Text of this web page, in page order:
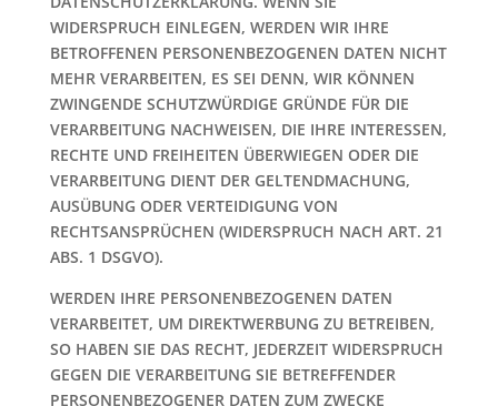
WIDERSPRUCH EINLEGEN, WERDEN WIR IHRE
BETROFFENEN PERSONENBEZOGENEN DATEN NICHT
MEHR VERARBEITEN, ES SEI DENN, WIR KÖNNEN
ZWINGENDE SCHUTZWÜRDIGE GRÜNDE FÜR DIE
VERARBEITUNG NACHWEISEN, DIE IHRE INTERESSEN,
RECHTE UND FREIHEITEN ÜBERWIEGEN ODER DIE
VERARBEITUNG DIENT DER GELTENDMACHUNG,
AUSÜBUNG ODER VERTEIDIGUNG VON
RECHTSANSPRÜCHEN (WIDERSPRUCH NACH ART. 21
ABS. 1 DSGVO).
WERDEN IHRE PERSONENBEZOGENEN DATEN
VERARBEITET, UM DIREKTWERBUNG ZU BETREIBEN,
SO HABEN SIE DAS RECHT, JEDERZEIT WIDERSPRUCH
GEGEN DIE VERARBEITUNG SIE BETREFFENDER
PERSONENBEZOGENER DATEN ZUM ZWECKE